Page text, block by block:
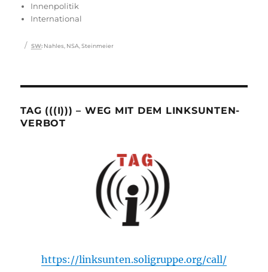
amInnenpolitik
International
Schlagwörter
SW: Nahles NSA ,Steinmeier
TAG (((I))) – WEG MIT DEM LINKSUNTEN-
VERBOT
https://linksunten.soligruppe.org/call/